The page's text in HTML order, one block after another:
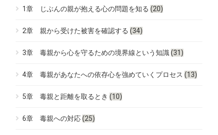
1章 じぶんの親が抱える心の問題を知る(20)
2章 親から受けた被害を確認する(34)
3章 毒親から心を守るための境界線という知識(31)
4章 毒親があなたへの依存心を強めていくプロセス(13)
5章 毒親と距離を取るとき(10)
6章 毒親への対応(25)